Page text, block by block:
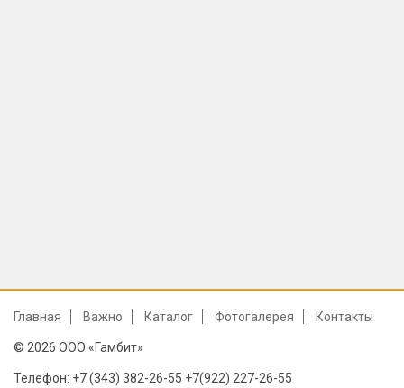
Главная Важно Каталог Фотогалерея Контакты
© 2026 ООО «Гамбит»
Телефон: +7 (343) 382-26-55 +7(922) 227-26-55